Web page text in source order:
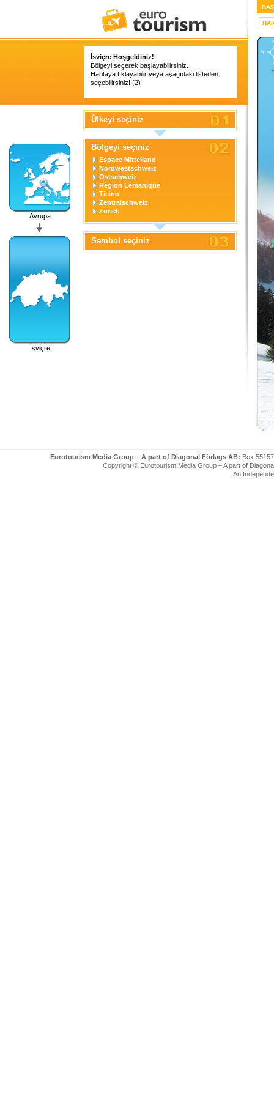
İsviçre Hoşgeldiniz!
Bölgeyi seçerek başlayabilirsiniz.
Haritaya tıklayabilir veya aşağıdaki listeden
seçebilirsiniz! (2)
Avrupa
İsviçre
Ülkeyi seçiniz
Bölgeyi seçiniz
Espace Mittelland
Nordwestschweiz
Ostschweiz
Région Lémanique
Ticino
Zentralschweiz
Zürich
Sembol seçiniz
Eurotourism Media Group – A part of Diagonal Förlags AB: Box
Copyright © Eurotourism Media Group – A part of
An